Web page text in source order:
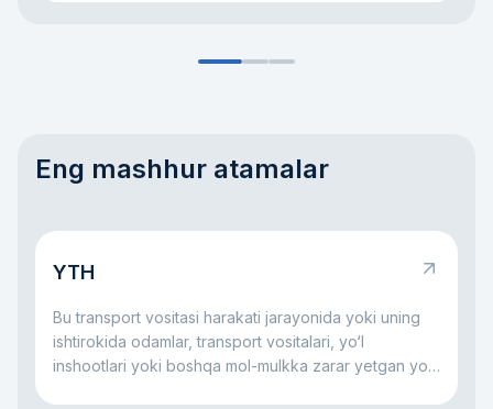
Eng mashhur atamalar
YTH
Bu transport vositasi harakati jarayonida yoki uning
ishtirokida odamlar, transport vositalari, yo‘l
inshootlari yoki boshqa mol-mulkka zarar yetgan yo‘l